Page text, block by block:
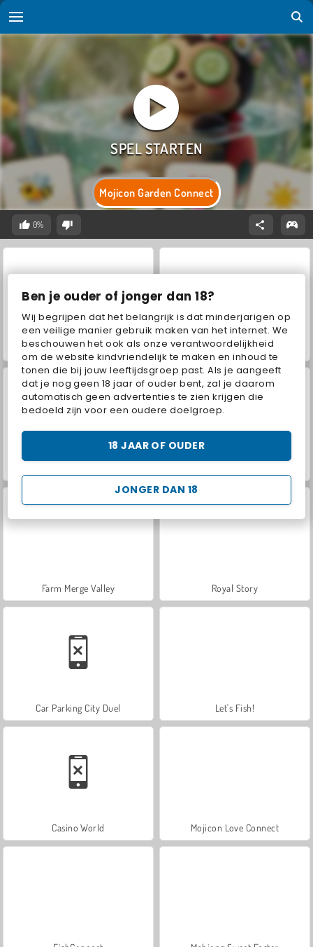
Ben je ouder of jonger dan 18?
Wij begrijpen dat het belangrijk is dat minderjarigen op
een veilige manier gebruik maken van het internet. We
beschouwen het ook als onze verantwoordelijkheid
om de website kindvriendelijk te maken en inhoud te
tonen die bij jouw leeftijdsgroep past. Als je aangeeft
dat je nog geen 18 jaar of ouder bent, zal je daarom
automatisch geen advertenties te zien krijgen die
bedoeld zijn voor een oudere doelgroep.
JONGER DAN 18
18 JAAR OF OUDER
Mojicon Garden Connect
0%
Hidden Object: Street of Secrets VegaMix Da Vinci Puzzles
Farm Merge Valley Royal Story
Car Parking City Duel Let's Fish!
Casino World Mojicon Love Connect